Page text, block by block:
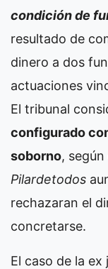
condición de
resultado de
dinero a dos
actuaciones
El tribunal
configurado
soborno,
Pilardetodos
rechazaran el
concretarse.
El caso de la